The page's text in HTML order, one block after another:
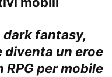
dark fantasy,
un eroe
per mobile